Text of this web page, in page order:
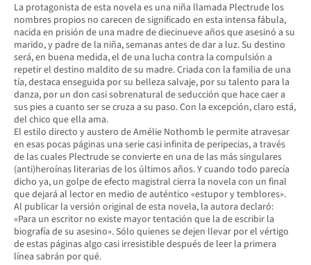
La protagonista de esta novela es una niña llamada Plectrude los
nombres propios no carecen de significado en esta intensa fábula,
nacida en prisión de una madre de diecinueve años que asesinó a su
marido, y padre de la niña, semanas antes de dar a luz. Su destino
será, en buena medida, el de una lucha contra la compulsión a
repetir el destino maldito de su madre. Criada con la familia de una
tía, destaca enseguida por su belleza salvaje, por su talento para la
danza, por un don casi sobrenatural de seducción que hace caer a
sus pies a cuanto ser se cruza a su paso. Con la excepción, claro está,
del chico que ella ama.
El estilo directo y austero de Amélie Nothomb le permite atravesar
en esas pocas páginas una serie casi infinita de peripecias, a través
de las cuales Plectrude se convierte en una de las más singulares
(anti)heroínas literarias de los últimos años. Y cuando todo parecía
dicho ya, un golpe de efecto magistral cierra la novela con un final
que dejará al lector en medio de auténtico «estupor y temblores».
Al publicar la versión original de esta novela, la autora declaró:
«Para un escritor no existe mayor tentación que la de escribir la
biografía de su asesino». Sólo quienes se dejen llevar por el vértigo
de estas páginas algo casi irresistible después de leer la primera
línea sabrán por qué.